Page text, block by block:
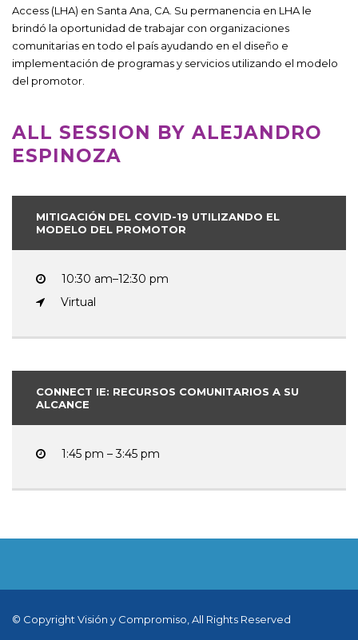
Access (LHA) en Santa Ana, CA. Su permanencia en LHA le
brindó la oportunidad de trabajar con organizaciones
comunitarias en todo el país ayudando en el diseño e
implementación de programas y servicios utilizando el modelo
del promotor.
ALL SESSION BY ALEJANDRO
ESPINOZA
MITIGACIÓN DEL COVID-19 UTILIZANDO EL
MODELO DEL PROMOTOR
10:30 am–12:30 pm
Virtual
CONNECT IE: RECURSOS COMUNITARIOS A SU
ALCANCE
1:45 pm – 3:45 pm
© Copyright Visión y Compromiso, All Rights Reserved